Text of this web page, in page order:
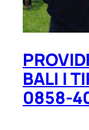
BALI |
0858-